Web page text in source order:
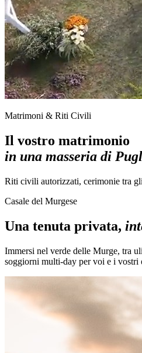
Matrimoni & Riti Civili
Il vostro matrimonio
in una masseria di
Riti civili autorizzati, cerimonie tra
Casale del Murgese
Una tenuta privata,
Immersi nel verde delle Murge, tra
soggiorni multi-day per voi e i vostri